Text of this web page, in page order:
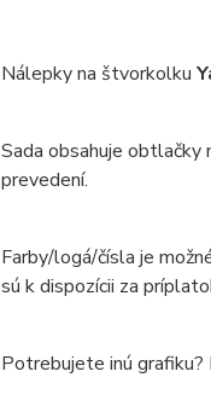
Nálepky na štvorkolku
Sada obsahuje
prevedení.
Farby/logá/čísla je
sú k dispozícii za
Potrebujete inú